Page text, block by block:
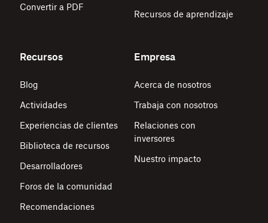
Convertir a PDF
Recursos de aprendizaje
Recursos
Blog
Actividades
Experiencias de clientes
Biblioteca de recursos
Desarrolladores
Foros de la comunidad
Recomendaciones
Empresa
Acerca de nosotros
Trabaja con nosotros
Relaciones con
inversores
Nuestro impacto